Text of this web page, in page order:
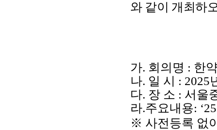
와 같이 개최하
가. 회의 명 : 한
나. 일 시 : 2025
다. 장 소 : 서울
라.주요내용: ‘25
※ 사전등록 없